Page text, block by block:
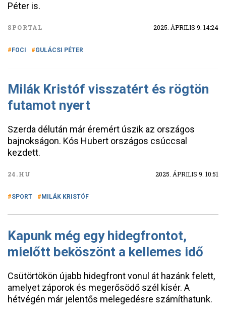
Péter is.
SPORTAL 2025. ÁPRILIS 9. 14:24
FOCI GULÁCSI PÉTER
Milák Kristóf visszatért és rögtön
futamot nyert
Szerda délután már éremért úszik az országos
bajnokságon. Kós Hubert országos csúccsal
kezdett.
24.HU 2025. ÁPRILIS 9. 10:51
SPORT MILÁK KRISTÓF
Kapunk még egy hidegfrontot,
mielőtt beköszönt a kellemes idő
Csütörtökön újabb hidegfront vonul át hazánk felett,
amelyet záporok és megerősödő szél kísér. A
hétvégén már jelentős melegedésre számíthatunk.